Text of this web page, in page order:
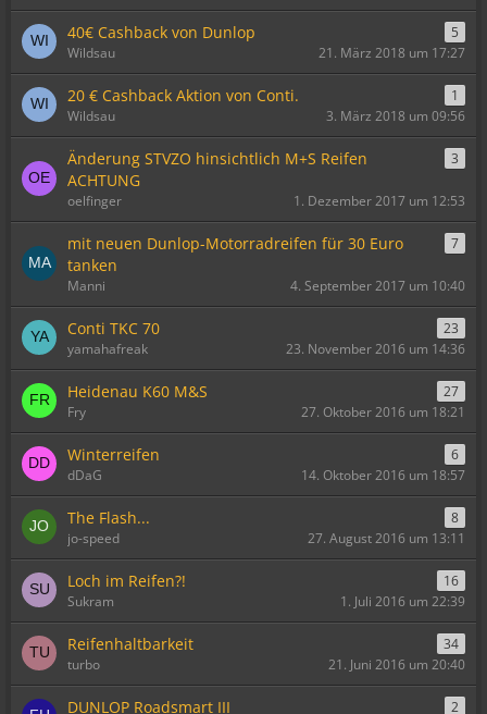
40€ Cashback von Dunlop
5
Wildsau
21. März 2018 um 17:27
20 € Cashback Aktion von Conti.
1
Wildsau
3. März 2018 um 09:56
Änderung STVZO hinsichtlich M+S Reifen
ACHTUNG
3
oelfinger 1. Dezember 2017 um 12:53
mit neuen Dunlop-Motorradreifen für 30 Euro
tanken
7
Manni 4. September 2017 um 10:40
Conti TKC 70
23
yamahafreak
23. November 2016 um 14:36
Heidenau K60 M&S
27
Fry
27. Oktober 2016 um 18:21
Winterreifen
6
dDaG
14. Oktober 2016 um 18:57
The Flash...
8
jo-speed
27. August 2016 um 13:11
Loch im Reifen?!
16
Sukram
1. Juli 2016 um 22:39
Reifenhaltbarkeit
34
turbo
21. Juni 2016 um 20:40
DUNLOP Roadsmart III 2